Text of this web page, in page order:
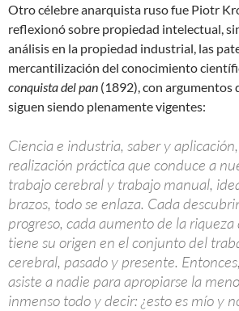
Otro célebre anarquista ruso fue Piotr
reflexionó sobre propiedad intelectual,
análisis en la propiedad industrial, las
mercantilización del conocimiento
conquista del pan (1892), con argumentos
siguen siendo plenamente vigentes:
Ciencia e industria, saber y
realización práctica que conduce a
trabajo cerebral y trabajo manual,
brazos, todo se enlaza. Cada
progreso, cada aumento de la
tiene su origen en el conjunto del
cerebral, pasado y presente.
asiste a nadie para apropiarse la
inmenso todo y decir: ¿esto es mío y